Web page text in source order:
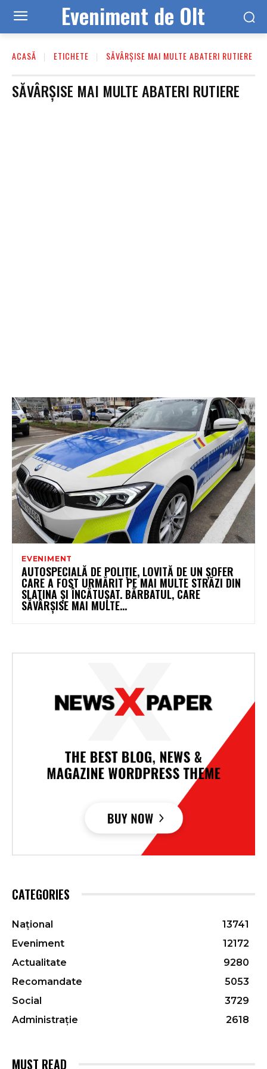
Eveniment de Olt
ACASĂ ETICHETE SĂVÂRȘISE MAI MULTE ABATERI RUTIERE
SĂVÂRȘISE MAI MULTE ABATERI RUTIERE
EVENIMENT
AUTOSPECIALĂ DE POLIȚIE, LOVITĂ DE UN ȘOFER
CARE A FOST URMĂRIT PE MAI MULTE STRĂZI DIN
SLATINA ȘI ÎNCĂTUȘAT. BĂRBATUL, CARE
SĂVÂRȘISE MAI MULTE...
CATEGORIES
Național
13741
Eveniment
12172
Actualitate
9280
Recomandate
5053
Social
3729
Administrație
2618
MUST READ